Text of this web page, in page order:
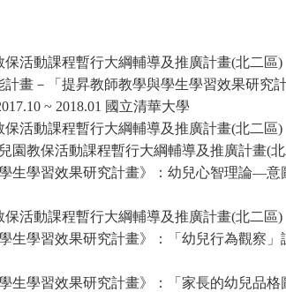
保活動課程暫行大綱輔導及推廣計畫(北二區
計畫－「提昇教師教學與學生學習效果研
~ 2018.01 國立清華大學
保活動課程暫行大綱輔導及推廣計畫(北二區
園教保活動課程暫行大綱輔導及推廣計畫(
學生學習效果研究計畫》：幼兒心智理論—意
保活動課程暫行大綱輔導及推廣計畫(北二區
生學習效果研究計畫》：「幼兒行為觀察
生學習效果研究計畫》：「家長的幼兒品